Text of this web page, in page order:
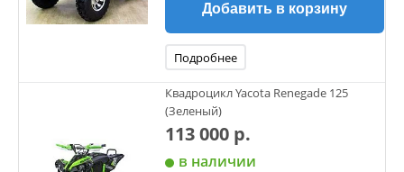
Добавить в корзину
Подробнее
Квадроцикл Yacota Renegade 125
(Зеленый)
113 000 р.
в наличии